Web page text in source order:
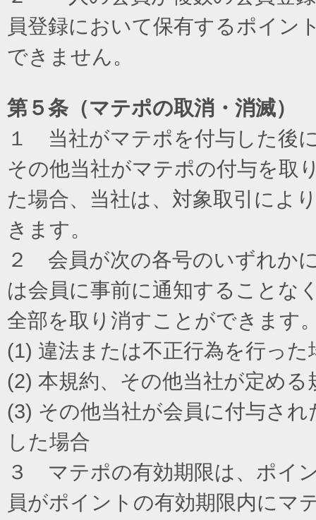
員登録において保有するポイン
できません。
第５条（マテポの取消・消滅）
１ 当社がマテポを付与した後
その他当社がマテポの付与を取
た場合、当社は、対象取引によ
きます。
２ 会員が次の各号のいずれか
は会員に事前に通知することな
全部を取り消すことができます
(1) 違法または不正行為を行った
(2) 本規約、その他当社が定め
(3) その他当社が会員に付与さ
した場合
３ マテポの有効期限は、ポイ
員がポイントの有効期限内にマ